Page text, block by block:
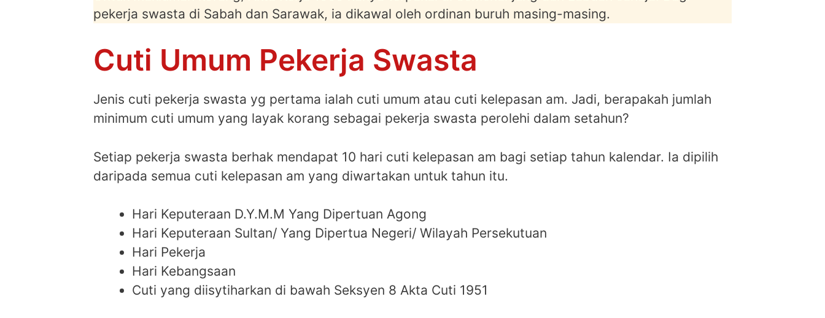
pekerja swasta di Sabah dan Sarawak, ia dikawal oleh ordinan buruh masing-masing.
Cuti Umum Pekerja Swasta
Jenis cuti pekerja swasta yg pertama ialah cuti umum atau cuti kelepasan am. Jadi, berapakah jumlah
minimum cuti umum yang layak korang sebagai pekerja swasta perolehi dalam setahun?
Setiap pekerja swasta berhak mendapat 10 hari cuti kelepasan am bagi setiap tahun kalendar. Ia dipilih
daripada semua cuti kelepasan am yang diwartakan untuk tahun itu.
Hari Keputeraan D.Y.M.M Yang Dipertuan Agong
Hari Keputeraan Sultan/ Yang Dipertua Negeri/ Wilayah Persekutuan
Hari Pekerja
Hari Kebangsaan
Cuti yang diisytiharkan di bawah Seksyen 8 Akta Cuti 1951